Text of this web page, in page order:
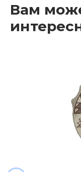
Вам